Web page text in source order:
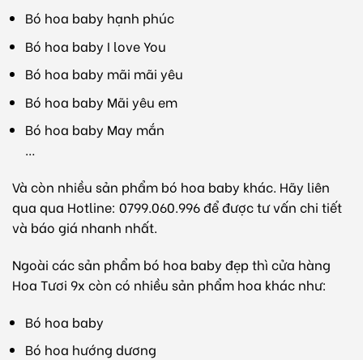
Bó hoa baby hạnh phúc
Bó hoa baby I love You
Bó hoa baby mãi mãi yêu
Bó hoa baby Mãi yêu em
Bó hoa baby May mắn
…
Và còn nhiều sản phẩm bó hoa baby khác. Hãy liên
qua qua Hotline: 0799.060.996 để được tư vấn chi tiết
và báo giá nhanh nhất.
Ngoài các sản phẩm bó hoa baby đẹp thì cửa hàng
Hoa Tươi 9x còn có nhiều sản phẩm hoa khác như:
Bó hoa baby
Bó hoa hướng dương